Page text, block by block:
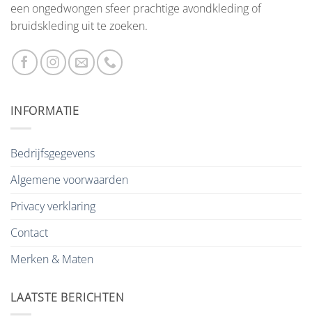
een ongedwongen sfeer prachtige avondkleding of
bruidskleding uit te zoeken.
INFORMATIE
Bedrijfsgegevens
Algemene voorwaarden
Privacy verklaring
Contact
Merken & Maten
LAATSTE BERICHTEN